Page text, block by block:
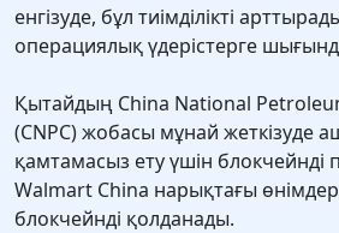
енгізуде, бұл тиімділікті
операциялық үдерістерге
Қытайдың China National
(CNPC) жобасы мұнай жеткізуде
қамтамасыз ету үшін блокчейнді
Walmart China нарықтағы
блокчейнді қолданады.